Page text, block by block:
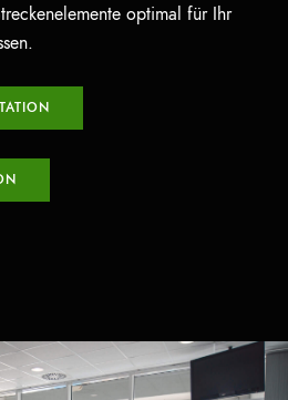
optimal für Ihr